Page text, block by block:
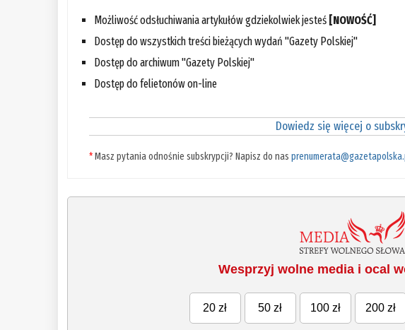
Możliwość odsłuchiwania artykułów gdziekolwiek jesteś [NOWOŚĆ]
Dostęp do wszystkich treści bieżących wydań "Gazety Polskiej"
Dostęp do archiwum "Gazety Polskiej"
Dostęp do felietonów on-line
Dowiedz się więcej o
*Masz pytania odnośnie subskrypcji? Napisz do nas
Wesprzyj wolne media i ocal
20 zł 50 zł 100 zł 200 zł